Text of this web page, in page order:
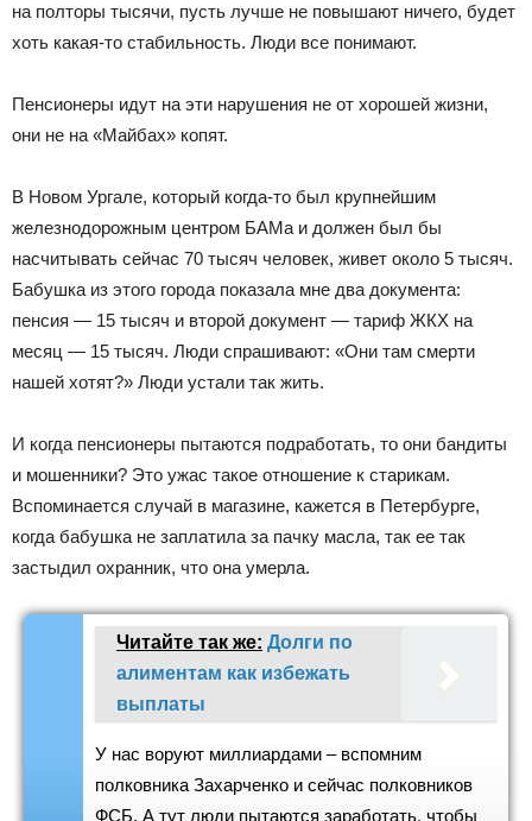
на полторы тысячи, пусть лучше не повышают ничего, будет
хоть какая-то стабильность. Люди все понимают.
Пенсионеры идут на эти нарушения не от хорошей жизни,
они не на «Майбах» копят.
В Новом Ургале, который когда-то был крупнейшим
железнодорожным центром БАМа и должен был бы
насчитывать сейчас 70 тысяч человек, живет около 5 тысяч.
Бабушка из этого города показала мне два документа:
пенсия — 15 тысяч и второй документ — тариф ЖКХ на
месяц — 15 тысяч. Люди спрашивают: «Они там смерти
нашей хотят?» Люди устали так жить.
И когда пенсионеры пытаются подработать, то они бандиты
и мошенники? Это ужас такое отношение к старикам.
Вспоминается случай в магазине, кажется в Петербурге,
когда бабушка не заплатила за пачку масла, так ее так
застыдил охранник, что она умерла.
Читайте так же: Долги по
алиментам как избежать
выплаты
У нас воруют миллиардами – вспомним
полковника Захарченко и сейчас полковников
ФСБ. А тут люди пытаются заработать, чтобы